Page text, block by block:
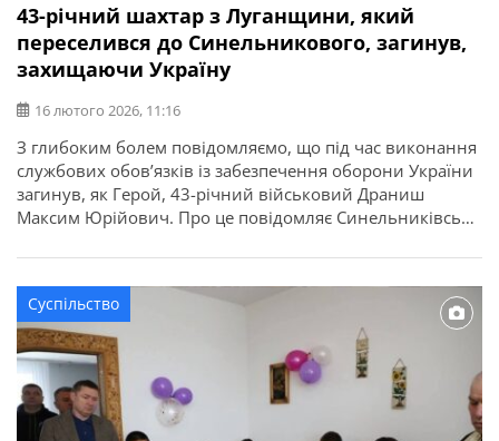
43-річний шахтар з Луганщини, який
переселився до Синельникового, загинув,
захищаючи Україну
16 лютого 2026, 11:16
З глибоким болем повідомляємо, що під час виконання
службових обов’язків із забезпечення оборони України
загинув, як Герой, 43-річний військовий Драниш
Максим Юрійович. Про це повідомляє Синельниківська
населеного пункту Куп’янськ-Вузловий на Харківщині.
Максим народився і виріс у Лисичанську на Луганщині.
Працював на шахті. Сильний, сміливий і чесний. […]
Суспільство